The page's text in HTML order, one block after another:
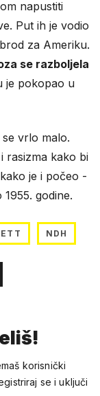
napustiti
Put ih je vodio
za Ameriku.
se razboljela
je pokopao u
vrlo malo.
rasizma kako bi
je i počeo -
godine.
NDH
korisnički
se i uključi